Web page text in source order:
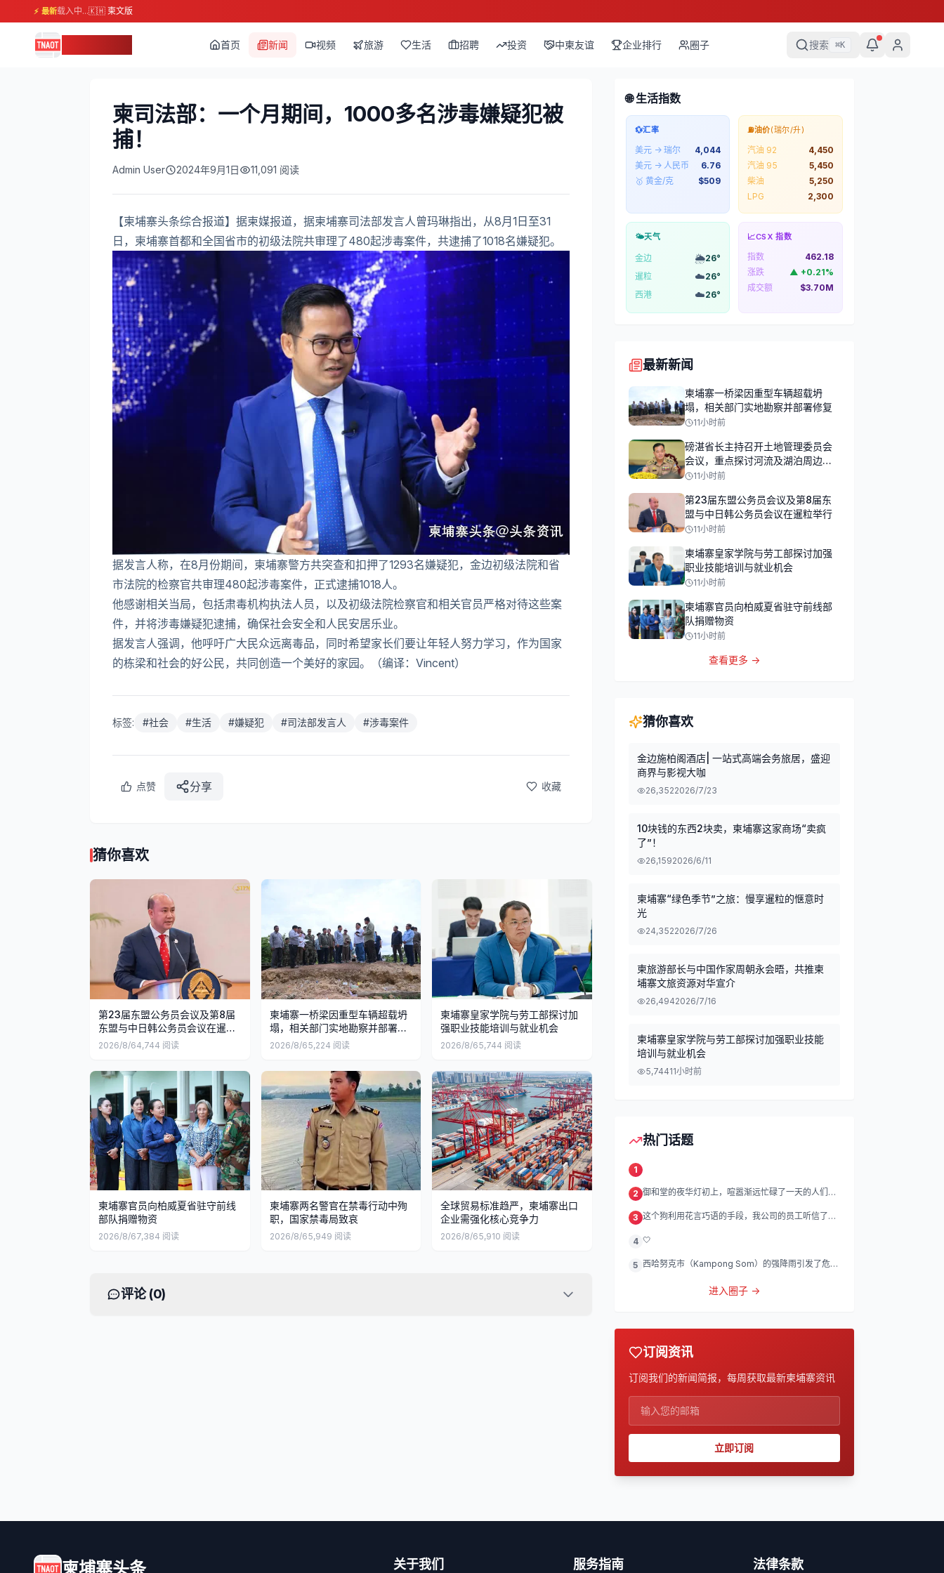
⚡ 最新载入中...🇰🇭 柬文版
首页 新闻 视频 旅游 生活 招聘 投资 中柬友谊 企业排行 圈子 搜索 ⌘K
柬司法部：一个月期间，1000多名涉毒嫌疑犯被
捕！
Admin User 2024年9月1日 11,091 阅读
【柬埔寨头条综合报道】据柬媒报道，据柬埔寨司法部发言人曾玛琳指出，从8月1日至31
日，柬埔寨首都和全国省市的初级法院共审理了480起涉毒案件，共逮捕了1018名嫌疑犯。
据发言人称，在8月份期间，柬埔寨警方共突查和扣押了1293名嫌疑犯，金边初级法院和省
市法院的检察官共审理480起涉毒案件，正式逮捕1018人。
他感谢相关当局，包括肃毒机构执法人员，以及初级法院检察官和相关官员严格对待这些案
件，并将涉毒嫌疑犯逮捕，确保社会安全和人民安居乐业。
据发言人强调，他呼吁广大民众远离毒品，同时希望家长们要让年轻人努力学习，作为国家
的栋梁和社会的好公民，共同创造一个美好的家园。（编译：Vincent）
标签: #社会 #生活 #嫌疑犯 #司法部发言人 #涉毒案件
点赞 分享 收藏
猜你喜欢
第23届东盟公务员会议及第8届
东盟与中日韩公务员会议在暹粒
举行
2026/8/64,744 阅读
柬埔寨一桥梁因重型车辆超载坍
塌，相关部门实地勘察并部署修
复
2026/8/65,224 阅读
柬埔寨皇家学院与劳工部探讨加
强职业技能培训与就业机会
2026/8/65,744 阅读
柬埔寨官员向柏威夏省驻守前线
部队捐赠物资
2026/8/67,384 阅读
柬埔寨两名警官在禁毒行动中殉
职，国家禁毒局致哀
2026/8/65,949 阅读
全球贸易标准趋严，柬埔寨出口
企业需强化核心竞争力
2026/8/65,910 阅读
评论 (0)
🌐 生活指数
💱汇率
美元 → 瑞尔
4,044
美元 → 人民币
6.76
🥇 黄金/克
$509
⛽油价(瑞尔/升)
汽油 92
4,450
汽油 95
5,450
柴油
5,250
LPG
2,300
🌤️天气
金边 🌦️26°
暹粒
☁️26°
西港
☁️26°
📈CSX 指数
指数
462.18
涨跌
▲ +0.21%
成交额
$3.70M
最新新闻
柬埔寨一桥梁因重型车辆超载坍
塌，相关部门实地勘察并部署修复
11小时前
磅湛省长主持召开土地管理委员会
会议，重点探讨河流及湖泊周边土
地占用问题
11小时前
第23届东盟公务员会议及第8届东
盟与中日韩公务员会议在暹粒举行
11小时前
柬埔寨皇家学院与劳工部探讨加强
职业技能培训与就业机会
11小时前
柬埔寨官员向柏威夏省驻守前线部
队捐赠物资
11小时前
查看更多 →
猜你喜欢
金边施柏阁酒店| 一站式高端会务旅居，盛迎
商界与影视大咖
26,3522026/7/23
10块钱的东西2块卖，柬埔寨这家商场“卖疯
了”！
26,1592026/6/11
柬埔寨“绿色季节”之旅：慢享暹粒的惬意时
光
24,3522026/7/26
柬旅游部长与中国作家周朝永会晤，共推柬
埔寨文旅资源对华宣介
26,4942026/7/16
柬埔寨皇家学院与劳工部探讨加强职业技能
培训与就业机会
5,74411小时前
热门话题
1
2 御和堂的夜华灯初上，喧嚣渐远忙碌了一天的人们渐
3 这个狗利用花言巧语的手段，我公司的员工听信了他
4 🤍
5 西哈努克市（Kampong Som）的强降雨引发了危险
进入圈子 →
订阅资讯
订阅我们的新闻简报，每周获取最新柬埔寨资讯
立即订阅
柬埔寨头条 关于我们 服务指南 法律条款